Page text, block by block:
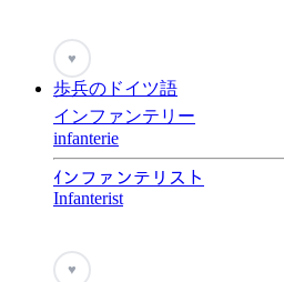
♥
歩兵のドイツ語
インファンテリー
infanterie
ｲンファンテリスト
Infanterist
♥